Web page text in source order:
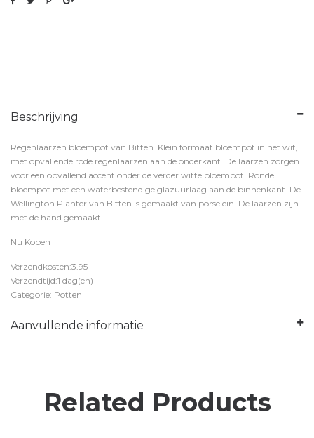
Beschrijving
Regenlaarzen bloempot van Bitten. Klein formaat bloempot in het wit,
met opvallende rode regenlaarzen aan de onderkant. De laarzen zorgen
voor een opvallend accent onder de verder witte bloempot. Ronde
bloempot met een waterbestendige glazuurlaag aan de binnenkant. De
Wellington Planter van Bitten is gemaakt van porselein. De laarzen zijn
met de hand gemaakt.
Nu Kopen
Verzendkosten:3.95
Verzendtijd:1 dag(en)
Categorie: Potten
Aanvullende informatie
Related Products